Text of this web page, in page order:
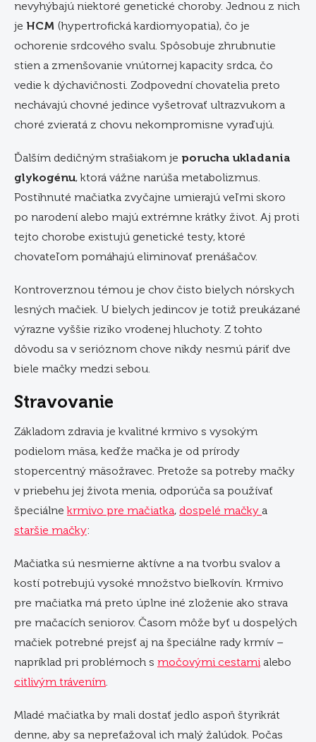
nevyhýbajú niektoré genetické choroby. Jednou z nich
je HCM (hypertrofická kardiomyopatia), čo je
ochorenie srdcového svalu. Spôsobuje zhrubnutie
stien a zmenšovanie vnútornej kapacity srdca, čo
vedie k dýchavičnosti. Zodpovední chovatelia preto
nechávajú chovné jedince vyšetrovať ultrazvukom a
choré zvieratá z chovu nekompromisne vyraďujú.
Ďalším dedičným strašiakom je porucha ukladania
glykogénu, ktorá vážne narúša metabolizmus.
Postihnuté mačiatka zvyčajne umierajú veľmi skoro
po narodení alebo majú extrémne krátky život. Aj proti
tejto chorobe existujú genetické testy, ktoré
chovateľom pomáhajú eliminovať prenášačov.
Kontroverznou témou je chov čisto bielych nórskych
lesných mačiek. U bielych jedincov je totiž preukázané
výrazne vyššie riziko vrodenej hluchoty. Z tohto
dôvodu sa v serióznom chove nikdy nesmú páriť dve
biele mačky medzi sebou.
Stravovanie
Základom zdravia je kvalitné krmivo s vysokým
podielom mäsa, keďže mačka je od prírody
stopercentný mäsožravec. Pretože sa potreby mačky
v priebehu jej života menia, odporúča sa používať
špeciálnekrmivo pre mačiatka, dospelé mačky a
staršie mačky:
Mačiatka sú nesmierne aktívne a na tvorbu svalov a
kostí potrebujú vysoké množstvo bielkovín. Krmivo
pre mačiatka má preto úplne iné zloženie ako strava
pre mačacích seniorov. Časom môže byť u dospelých
mačiek potrebné prejsť aj na špeciálne rady krmív –
napríklad pri problémoch s močovými cestami alebo
citlivým trávením.
Mladé mačiatka by mali dostať jedlo aspoň štyrikrát
denne, aby sa nepreťažoval ich malý žalúdok. Počas